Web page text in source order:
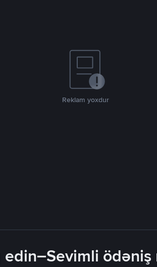
Reklam yoxdur
ödəniş